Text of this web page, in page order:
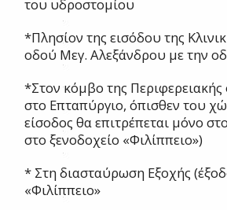
του υδροστομίου
*Πλησίον της εισόδου της
οδού Μεγ. Αλεξάνδρου με την
*Στον κόμβο της
στο Επταπύργιο, όπισθεν του
είσοδος θα επιτρέπεται μόνο
στο ξενοδοχείο «Φιλίππειο»)
* Στη διασταύρωση Εξοχής
«Φιλίππειο»